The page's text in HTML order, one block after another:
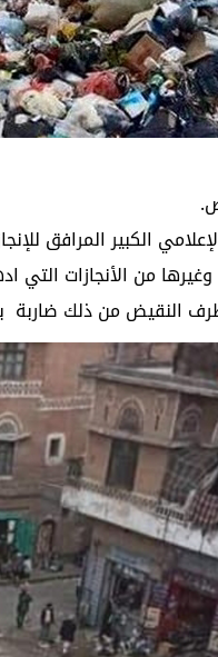
الكبير المرافق
من الأنجازات التي
النقيض من ذلك ضاربة